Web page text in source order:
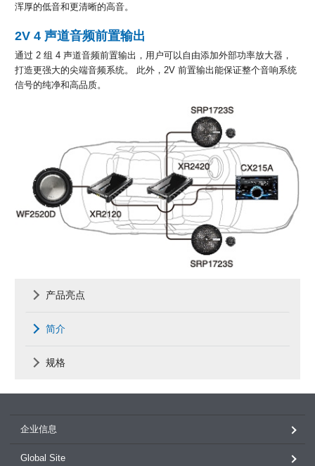
浑厚的低音和更清晰的高音。
2V 4 声道音频前置输出
通过 2 组 4 声道音频前置输出，用户可以自由添加外部功率放大器，
打造更强大的尖端音频系统。 此外，2V 前置输出能保证整个音响系统
信号的纯净和高品质。
产品亮点
简介
规格
企业信息
Global Site